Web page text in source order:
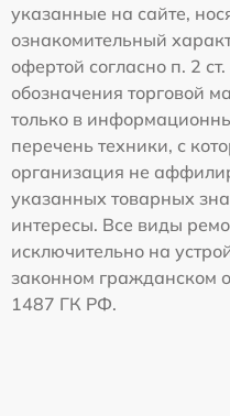
указанные на сайте,
ознакомительный
офертой согласно п. 2
обозначения торговой
только в
перечень техники, с
организация не
указанных товарных
интересы. Все виды
исключительно на
законном гражданском
1487 ГК РФ.